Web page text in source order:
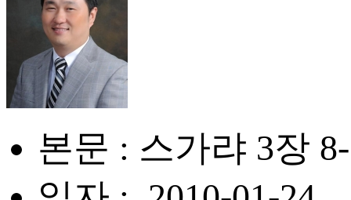
본문 : 스가랴 3장